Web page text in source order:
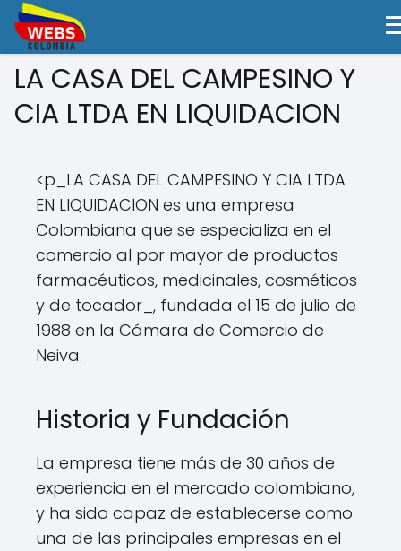
LA CASA DEL CAMPESINO Y
CIA LTDA EN LIQUIDACION
<p_LA CASA DEL CAMPESINO Y CIA LTDA
EN LIQUIDACION es una empresa
Colombiana que se especializa en el
comercio al por mayor de productos
farmacéuticos, medicinales, cosméticos
y de tocador_, fundada el 15 de julio de
1988 en la Cámara de Comercio de
Neiva.
Historia y Fundación
La empresa tiene más de 30 años de
experiencia en el mercado colombiano,
y ha sido capaz de establecerse como
una de las principales empresas en el